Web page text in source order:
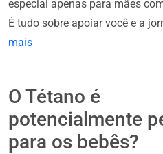
especial apenas para mães
É tudo sobre apoiar você e a
mais
O Tétano é
potencialmente
para os bebês?